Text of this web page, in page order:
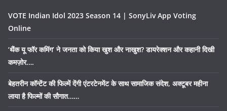
VOTE Indian Idol 2023 Season 14 | SonyLiv App Voting
Online
‘थैंक यू फॉर कमिंग’ ने जनता को किया खुश और नाखुश? डायरेक्शन और कहानी दिखी
कमज़ोर….
बेहतरीन कॉन्टेंट की फिल्में देंगी एंटरटेनमेंट के साथ सामाजिक संदेश, अक्टूबर महीना
लाया है फिल्मों की सौगात……